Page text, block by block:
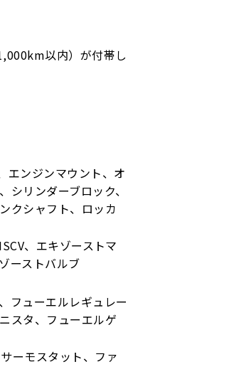
以内）が付帯し
エンジンマウント、オ
リンダーブロック、
クシャフト、ロッカ
、エキゾーストマ
ーストバルブ
フューエルレギュレー
スタ、フューエルゲ
ーモスタット、ファ